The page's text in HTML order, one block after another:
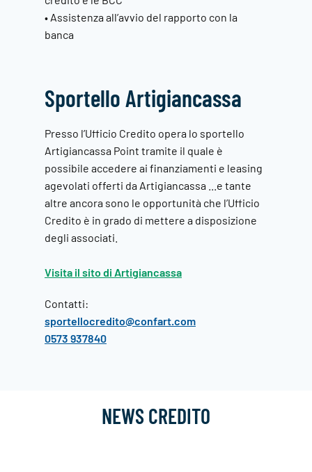
• Assistenza all’avvio del rapporto con la
banca
Sportello Artigiancassa
Presso l’Ufficio Credito opera lo sportello
Artigiancassa Point tramite il quale è
possibile accedere ai finanziamenti e leasing
agevolati offerti da Artigiancassa ...e tante
altre ancora sono le opportunità che l’Ufficio
Credito è in grado di mettere a disposizione
degli associati.
Visita il sito di Artigiancassa
Contatti:
sportellocredito@confart.com
0573 937840
NEWS CREDITO